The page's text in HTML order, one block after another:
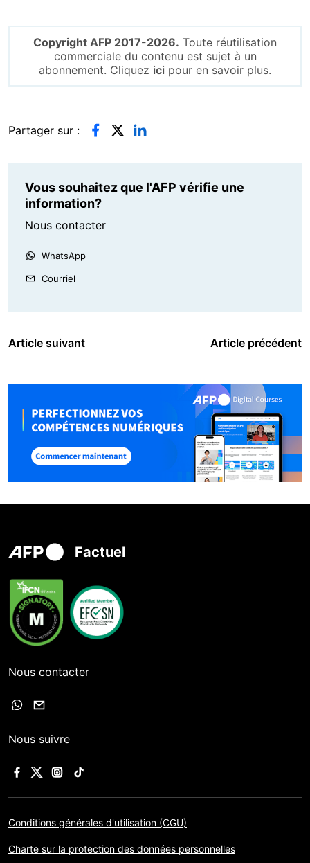
Copyright AFP 2017-2026. Toute réutilisation
commerciale du contenu est sujet à un
abonnement. Cliquez ici pour en savoir plus.
Partager sur :
Vous souhaitez que l'AFP vérifie une
information?
Nous contacter
WhatsApp
Courriel
Article suivant Article précédent
Factuel
Nous contacter
Nous suivre
Conditions générales d'utilisation (CGU)
Charte sur la protection des données personnelles